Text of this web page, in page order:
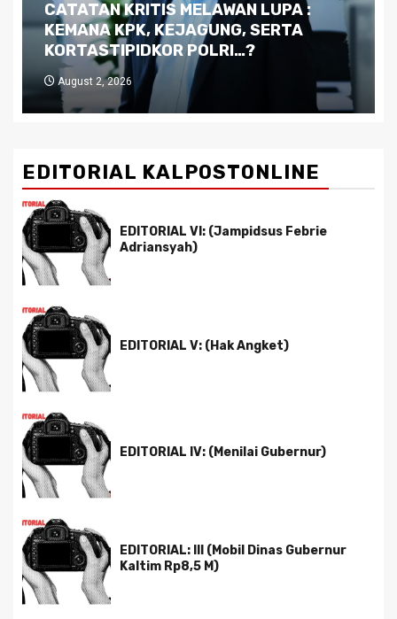
Dilema Kaltim di Tengah Krisis:
Kutukan Sumber Daya Alam dan
Pemimpin yang Tak Kreatif
July 29, 2026
EDITORIAL KALPOSTONLINE
EDITORIAL VI: (Jampidsus Febrie
Adriansyah)
EDITORIAL V: (Hak Angket)
EDITORIAL IV: (Menilai Gubernur)
EDITORIAL: III (Mobil Dinas Gubernur
Kaltim Rp8,5 M)